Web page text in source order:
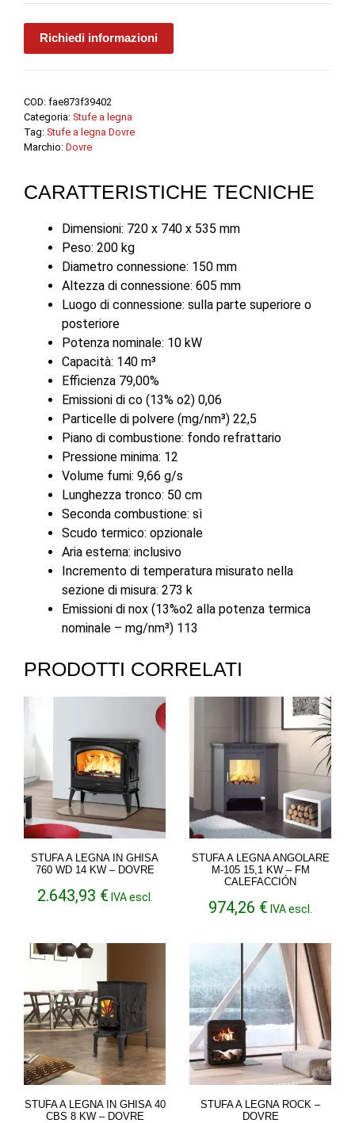
Richiedi informazioni
COD: fae873f39402
Categoria: Stufe a legna
Tag: Stufe a legna Dovre
Marchio: Dovre
CARATTERISTICHE TECNICHE
Dimensioni: 720 x 740 x 535 mm
Peso: 200 kg
Diametro connessione: 150 mm
Altezza di connessione: 605 mm
Luogo di connessione: sulla parte superiore o
posteriore
Potenza nominale: 10 kW
Capacità: 140 m³
Efficienza 79,00%
Emissioni di co (13% o2) 0,06
Particelle di polvere (mg/nm³) 22,5
Piano di combustione: fondo refrattario
Pressione minima: 12
Volume fumi: 9,66 g/s
Lunghezza tronco: 50 cm
Seconda combustione: sì
Scudo termico: opzionale
Aria esterna: inclusivo
Incremento di temperatura misurato nella
sezione di misura: 273 k
Emissioni di nox (13%o2 alla potenza termica
nominale – mg/nm³) 113
PRODOTTI CORRELATI
STUFA A LEGNA IN GHISA
760 WD 14 KW – DOVRE
2.643,93 € IVA escl.
STUFA A LEGNA ANGOLARE
M-105 15,1 KW – FM
CALEFACCIÓN
974,26 € IVA escl.
STUFA A LEGNA IN GHISA 40
CBS 8 KW – DOVRE
STUFA A LEGNA ROCK –
DOVRE